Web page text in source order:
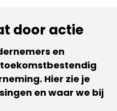
door actie
en
Hier zie je
en waar we bij